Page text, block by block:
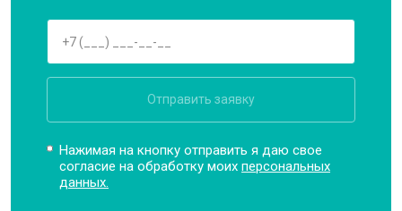
Отправить заявку
Нажимая на кнопку отправить я даю свое
согласие на обработку моихперсональных
данных.